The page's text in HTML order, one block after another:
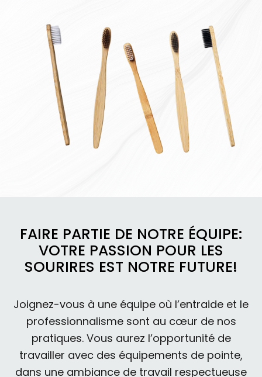
FAIRE PARTIE DE NOTRE ÉQUIPE:
VOTRE PASSION POUR LES
SOURIRES EST NOTRE FUTURE!
Joignez-vous à une équipe où l’entraide et le
professionnalisme sont au cœur de nos
pratiques. Vous aurez l’opportunité de
travailler avec des équipements de pointe,
dans une ambiance de travail respectueuse